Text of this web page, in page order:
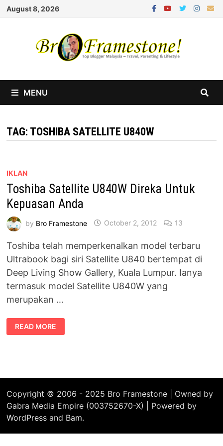
Skip
August 8, 2026
MENU
TAG: TOSHIBA SATELLITE U840W
IKLAN
Toshiba Satellite U840W Direka Untuk
Kepuasan Anda
by Bro Framestone October 2, 2012 13
Toshiba telah memperkenalkan model terbaru
Ultrabook bagi siri Satellite U840 bertempat di
Deep Living Show Gallery, Kuala Lumpur. Ianya
termasuk model Satellite U840W yang
merupakan …
TOSHIBA
SATELLITE
U840W
READ MORE
Copyright © 2006 - 2025 Bro Framestone | Owned by
Gabra Media Empire (003752670-X) | Powered by
WordPress and Bam.